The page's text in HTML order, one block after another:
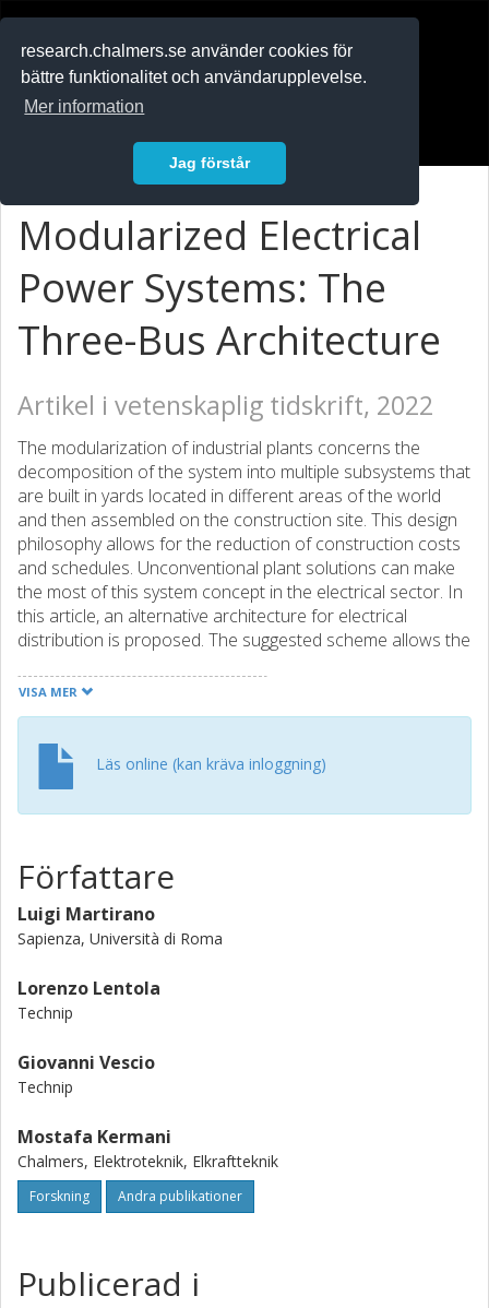
research.chalmers.se använder cookies för
bättre funktionalitet och användarupplevelse.
Mer information
Jag förstår
Modularized Electrical
Power Systems: The
Three-Bus Architecture
Artikel i vetenskaplig tidskrift, 2022
The modularization of industrial plants concerns the
decomposition of the system into multiple subsystems that
are built in yards located in different areas of the world
and then assembled on the construction site. This design
philosophy allows for the reduction of construction costs
and schedules. Unconventional plant solutions can make
the most of this system concept in the electrical sector. In
this article, an alternative architecture for electrical
distribution is proposed. The suggested scheme allows the
weight of the system, resulting in an optimal solution for a
modularized system. The results are achieved by
the copper used for the cables.
VISA MER
Läs online (kan kräva inloggning)
Författare
Luigi Martirano
Sapienza, Università di Roma
Lorenzo Lentola
Technip
Giovanni Vescio
Technip
Mostafa Kermani
Chalmers, Elektroteknik, Elkraftteknik
Forskning Andra publikationer
Publicerad i